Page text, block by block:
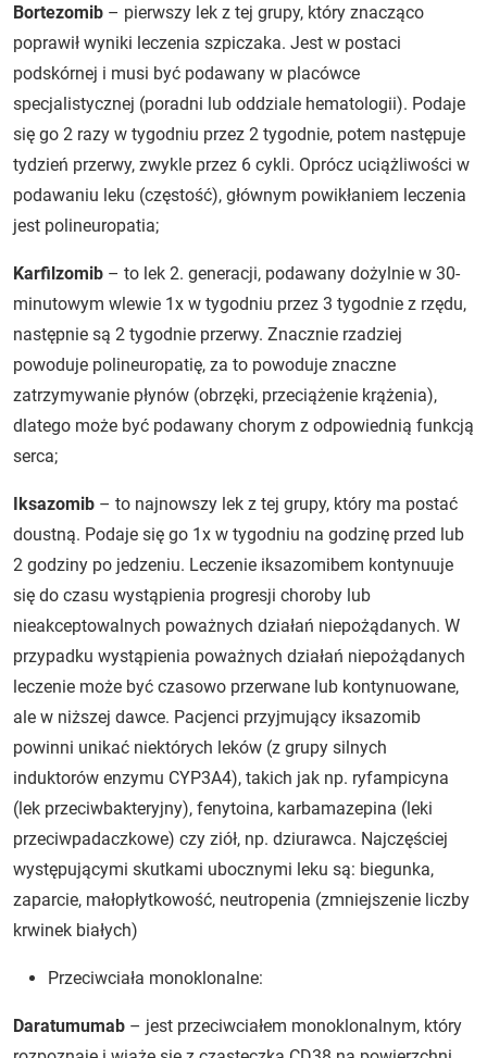
Bortezomib – pierwszy lek z tej grupy, który znacząco
poprawił wyniki leczenia szpiczaka. Jest w postaci
podskórnej i musi być podawany w placówce
specjalistycznej (poradni lub oddziale hematologii). Podaje
się go 2 razy w tygodniu przez 2 tygodnie, potem następuje
tydzień przerwy, zwykle przez 6 cykli. Oprócz uciążliwości w
podawaniu leku (częstość), głównym powikłaniem leczenia
jest polineuropatia;
Karfilzomib – to lek 2. generacji, podawany dożylnie w 30-
minutowym wlewie 1x w tygodniu przez 3 tygodnie z rzędu,
następnie są 2 tygodnie przerwy. Znacznie rzadziej
powoduje polineuropatię, za to powoduje znaczne
zatrzymywanie płynów (obrzęki, przeciążenie krążenia),
dlatego może być podawany chorym z odpowiednią funkcją
serca;
Iksazomib – to najnowszy lek z tej grupy, który ma postać
doustną. Podaje się go 1x w tygodniu na godzinę przed lub
2 godziny po jedzeniu. Leczenie iksazomibem kontynuuje
się do czasu wystąpienia progresji choroby lub
nieakceptowalnych poważnych działań niepożądanych. W
przypadku wystąpienia poważnych działań niepożądanych
leczenie może być czasowo przerwane lub kontynuowane,
ale w niższej dawce. Pacjenci przyjmujący iksazomib
powinni unikać niektórych leków (z grupy silnych
induktorów enzymu CYP3A4), takich jak np. ryfampicyna
(lek przeciwbakteryjny), fenytoina, karbamazepina (leki
przeciwpadaczkowe) czy ziół, np. dziurawca. Najczęściej
występującymi skutkami ubocznymi leku są: biegunka,
zaparcie, małopłytkowość, neutropenia (zmniejszenie liczby
krwinek białych)
Przeciwciała monoklonalne:
Daratumumab – jest przeciwciałem monoklonalnym, który